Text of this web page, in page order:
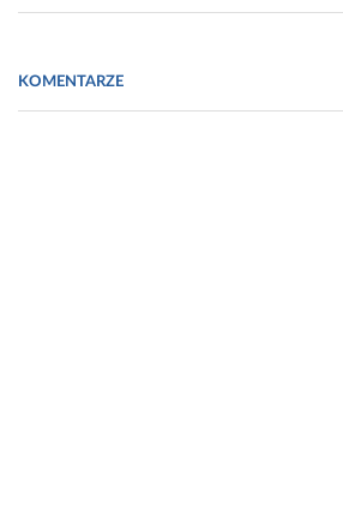
Błażeja Łyszczarza i Ewelinę Nojszewską
KOMENTARZE